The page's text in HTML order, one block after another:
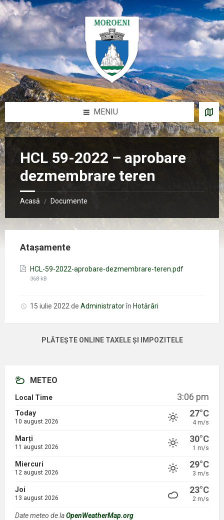
Sari
la
conținut
Salt
la
bara
laterală
stângă
Salt
la
bara
laterală
dreaptă
Salt
la
subsol
MENIU
HCL 59-2022 – aprobare
dezmembrare teren
Acasă / Documente
Atașamente
HCL-59-2022-aprobare-dezmembrare-teren.pdf
368 kB
15 iulie 2022 de Administratorîn Hotărâri
PLĂTEȘTE ONLINE TAXELE ȘI IMPOZITELE
METEO
Local Time 3:06 pm
Today
10 august 2026
27°C
4 m/s
Marți
11 august 2026
30°C
1 m/s
Miercuri
12 august 2026
29°C
3 m/s
Joi
13 august 2026
23°C
2 m/s
Date meteo de laOpenWeatherMap.org